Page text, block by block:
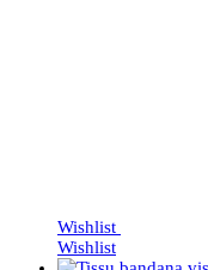
Wishlist
Wishlist